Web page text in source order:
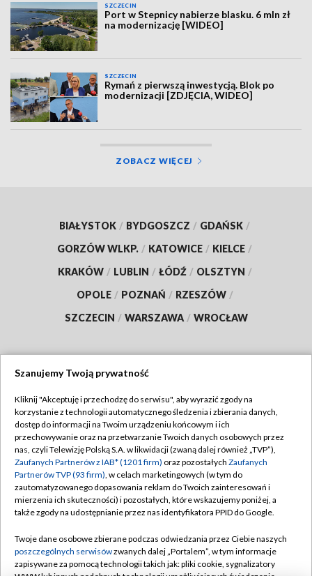
SZCZECIN
Port w Stepnicy nabierze blasku. 6 mln zł
na modernizację [WIDEO]
SZCZECIN
Rymań z pierwszą inwestycją. Blok po
modernizacji [ZDJĘCIA, WIDEO]
ZOBACZ WIĘCEJ
BIAŁYSTOK / BYDGOSZCZ / GDAŃSK /
GORZÓW WLKP. / KATOWICE / KIELCE /
KRAKÓW / LUBLIN / ŁÓDŹ / OLSZTYN /
OPOLE / POZNAŃ / RZESZÓW /
SZCZECIN / WARSZAWA / WROCŁAW
TVP
Abonament TVP
Emisja w TVP
Centrum informacji TVP
Naziemna Telewizja Cyfrowa
Rada Programowa
System NOS
Regulamin TVP
Polityka prywatności
Moje zgody
Pomoc
Kontakt
Szanujemy Twoją prywatność
Kliknij "Akceptuję i przechodzę do serwisu", aby wyrazić zgody na
korzystanie z technologii automatycznego śledzenia i zbierania danych,
dostęp do informacji na Twoim urządzeniu końcowym i ich
przechowywanie oraz na przetwarzanie Twoich danych osobowych przez
nas, czyli Telewizję Polską S.A. w likwidacji (zwaną dalej również „TVP”),
Zaufanych Partnerów z IAB* (1201 firm) oraz pozostałych Zaufanych
Partnerów TVP (93 firm), w celach marketingowych (w tym do
zautomatyzowanego dopasowania reklam do Twoich zainteresowań i
mierzenia ich skuteczności) i pozostałych, które wskazujemy poniżej, a
także zgody na udostępnianie przez nas identyfikatora PPID do Google.
Twoje dane osobowe zbierane podczas odwiedzania przez Ciebie naszych
poszczególnych serwisówzwanych dalej „Portalem”, w tym informacje
zapisywane za pomocą technologii takich jak: pliki cookie, sygnalizatory